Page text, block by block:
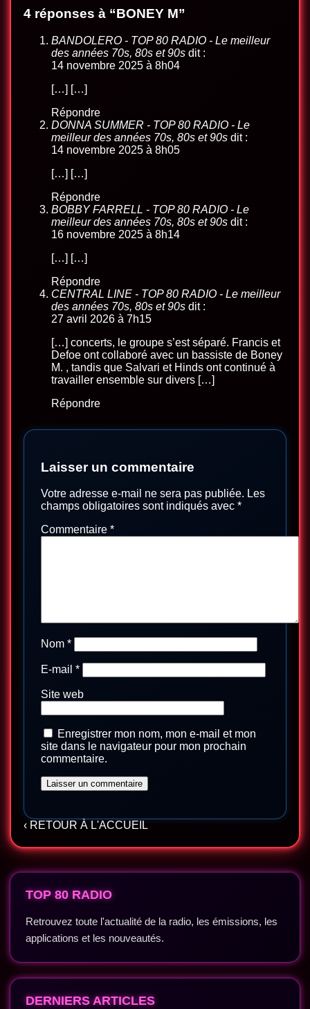
4 réponses à “BONEY M”
BANDOLERO - TOP 80 RADIO - Le meilleur
des années 70s, 80s et 90s dit :
14 novembre 2025 à 8h04
[…] […]
Répondre
DONNA SUMMER - TOP 80 RADIO - Le
meilleur des années 70s, 80s et 90s dit :
14 novembre 2025 à 8h05
[…] […]
Répondre
BOBBY FARRELL - TOP 80 RADIO - Le
meilleur des années 70s, 80s et 90s dit :
16 novembre 2025 à 8h14
[…] […]
Répondre
CENTRAL LINE - TOP 80 RADIO - Le meilleur
des années 70s, 80s et 90s dit :
27 avril 2026 à 7h15
[…] concerts, le groupe s’est séparé. Francis et
Defoe ont collaboré avec un bassiste de Boney
M. , tandis que Salvari et Hinds ont continué à
travailler ensemble sur divers […]
Répondre
Laisser un commentaire
Votre adresse e-mail ne sera pas publiée. Les
champs obligatoires sont indiqués avec *
Commentaire *
Nom *
E-mail *
Site web
Enregistrer mon nom, mon e-mail et mon
site dans le navigateur pour mon prochain
commentaire.
‹ RETOUR À L'ACCUEIL
TOP 80 RADIO
Retrouvez toute l'actualité de la radio, les émissions, les
applications et les nouveautés.
DERNIERS ARTICLES